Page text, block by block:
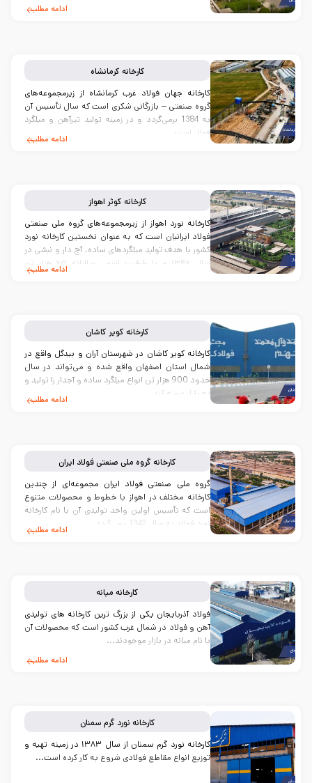
ادامه مطلب
کارخانه کرمانشاه
کارخانه جهان فولاد غرب کرمانشاه از زیرمجموعه‌های
گروه صنعتی – بازرگانی شکری است که سال تأسیس آن
به 1384 برمی‌گردد و در زمینه تولید تیرآهن و میلگرد
فعال است...
ادامه مطلب
کارخانه کوثر اهواز
کارخانه نورد اهواز از زیرمجموعه‌های گروه ملی صنعتی
فولاد ایرانیان است که به عنوان نخستین کارخانه نورد
کشور با هدف تولید میلگردهای ساده، آج دار و نبشی در
سال ۱۳۴۶ و با ظرفیت اسمی سالیانه ۶۵ هزار تن
ادامه مطلب
کارخانه کویر کاشان
کارخانه کویر کاشان در شهرستان آران و بیدگل واقع در
شمال استان اصفهان واقع شده و می‌تواند در سال
حدود 900 هزار تن انواع میلگرد ساده و آجدار را تولید و
به بازار عرضه کند...
ادامه مطلب
کارخانه گروه ملی صنعتی فولاد ایران
گروه ملی صنعتی فولاد ایران مجموعه‌ای از چندین
کارخانه مختلف در اهواز با خطوط و محصولات متنوع
است که تأسیس اولین واحد تولیدی آن با نام کارخانه
نورد فولاد به سال 1342 برمی‌گردد...
ادامه مطلب
کارخانه میانه
فولاد آذربایجان یکی از بزرگ ترین کارخانه های تولیدی
آهن و فولاد در شمال غرب کشور است که محصولات آن
با نام میانه در بازار موجودند...
ادامه مطلب
کارخانه نورد گرم سمنان
کارخانه نورد گرم سمنان از سال ۱۳۸۳ در زمینه تهیه و
توزیع انواع مقاطع فولادی شروع به کار کرده است...